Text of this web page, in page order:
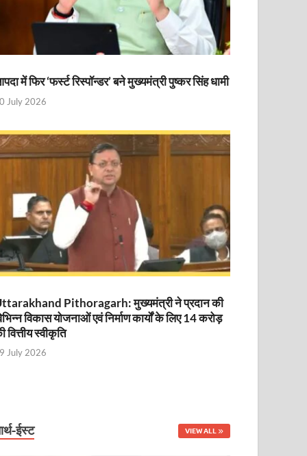
में फिर ‘फर्स्ट रिस्पॉन्डर’ बने मुख्यमंत्री पुष्कर सिंह धामी
July 2026
Pithoragarh: मुख्यमंत्री ने प्रदान की
विकास योजनाओं एवं निर्माण कार्यों के लिए 14 करोड़
वित्तीय स्वीकृति
July 2026
ईस्ट VIEW ALL